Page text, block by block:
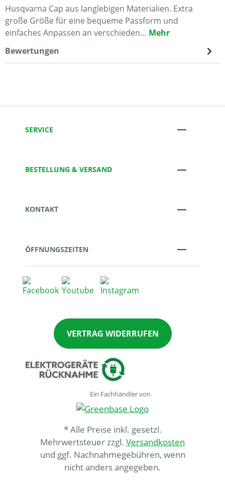
Husqvarna Cap aus langlebigen Materialien. Extra
große Größe für eine bequeme Passform und
einfaches Anpassen an verschieden… Mehr
Bewertungen
SERVICE
BESTELLUNG & VERSAND
KONTAKT
ÖFFNUNGSZEITEN
VERTRAG WIDERRUFEN
Ein Fachhändler von
* Alle Preise inkl. gesetzl.
Mehrwertsteuer zzgl. Versandkosten
und ggf. Nachnahmegebühren, wenn
nicht anders angegeben.